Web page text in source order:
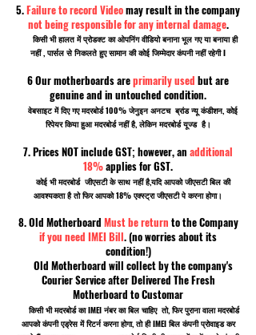
5.Failure to record Videomay result in the company
not being responsible for any internal damage.
किसी भी हालत में प्रोडक्ट का ओपनिंग वीडियो बनाना भूल गए या बनाया ही
नहीं , पार्सल से निकलते हुए सामान की कोई जिम्मेदार कंपनी नहीं रहेगी I
6 Our motherboards areprimarily used but are
genuine and in untouched condition.
वेबसाइट में दिए गए मदरबोर्ड 100% जेनुइन अनटच ब्रांड न्यू कंडीशन, कोई
रिपेयर किया हुआ मदरबोर्ड नहीं है, लेकिन मदरबोर्ड यूज्ड है।
7. Prices NOT include GST; however, an additional
18%applies for GST.
कोई भी मदरबोर्ड जीएसटी के साथ नहीं है,यदि आपको जीएसटी बिल की
आवश्यकता है तो फिर आपको 18% एक्स्ट्रा जीएसटी पे करना होगा।
8. Old Motherboard Must be return to the Company
if you need IMEI Bill. (no worries about its
condition!)
Old Motherboard will collect by the company's
Courier Service after Delivered The Fresh
Motherboard to Customar
किसी भी मदरबोर्ड का IMEI नंबर का बिल चाहिए तो, फिर पुराना वाला मदरबोर्ड
आपको कंपनी एड्रेस में रिटर्न करना होगा, तो ही IMEI बिल कंपनी प्रोवाइड कर